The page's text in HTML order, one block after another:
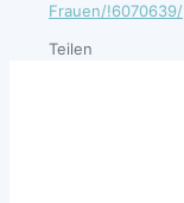
Frauen/!6070639/
Teilen